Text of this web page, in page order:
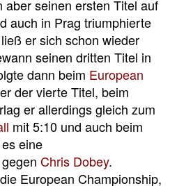
aber seinen ersten Titel auf
auch in Prag triumphierte
er sich schon wieder
seinen dritten Titel in
dann beim European
der vierte Titel, beim
er allerdings gleich zum
mit 5:10 und auch beim
eine
Chris Dobey.
European Championship,